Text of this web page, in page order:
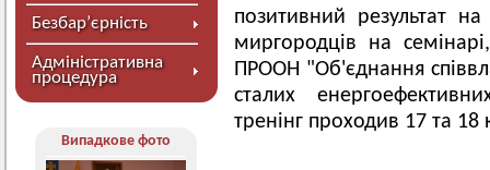
Безбар’єрність
Адміністративна
процедура
Випадкове фото
позитивний результат
миргородців на
ПРООН "Об'єднання
сталих
тренінг проходив 17 та 18